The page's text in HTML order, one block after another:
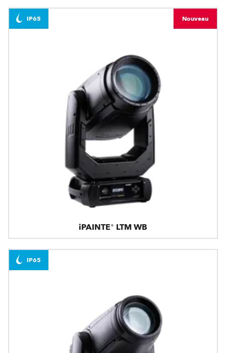
iPAINTE® LTM WB
IP65 Nouveau
IP65